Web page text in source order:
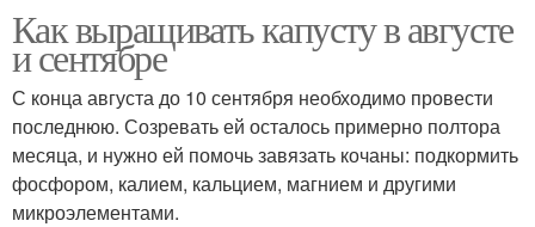
Как выращивать капусту в августе
и сентябре
С конца августа до 10 сентября необходимо провести
последнюю. Созревать ей осталось примерно полтора
месяца, и нужно ей помочь завязать кочаны: подкормить
фосфором, калием, кальцием, магнием и другими
микроэлементами.